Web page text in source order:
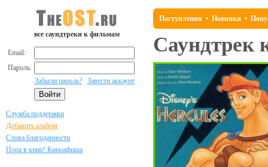
все саундтреки к фильмам
Email:
Пароль:
Забыли пароль?
Завести аккаунт
Служба поддержки
Добавить альбом
Слова благодарности
Пора в кино! Киноафиша
Поступления • Новинки •
Саундтрек